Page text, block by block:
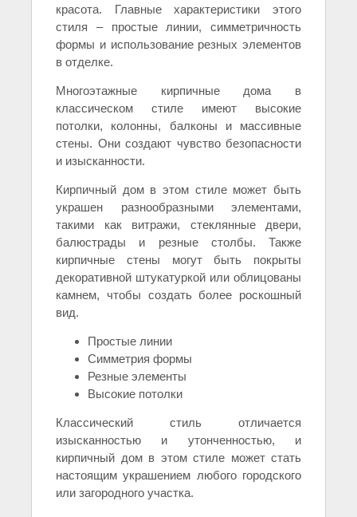
красота. Главные характеристики этого
стиля – простые линии, симметричность
формы и использование резных элементов
в отделке.
Многоэтажные кирпичные дома в
классическом стиле имеют высокие
потолки, колонны, балконы и массивные
стены. Они создают чувство безопасности
и изысканности.
Кирпичный дом в этом стиле может быть
украшен разнообразными элементами,
такими как витражи, стеклянные двери,
балюстрады и резные столбы. Также
кирпичные стены могут быть покрыты
декоративной штукатуркой или облицованы
камнем, чтобы создать более роскошный
вид.
Простые линии
Симметрия формы
Резные элементы
Высокие потолки
Классический стиль отличается
изысканностью и утонченностью, и
кирпичный дом в этом стиле может стать
настоящим украшением любого городского
или загородного участка.